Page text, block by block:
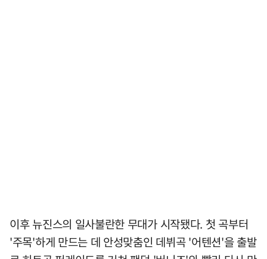
이후 뉴진스의 일사불란한 무대가 시작됐다. 첫 곡부터
'주목'하게 만드는 데 안성맞춤인 데뷔곡 '어텐션'을 출발